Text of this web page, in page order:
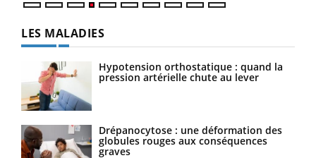
LES MALADIES
Hypotension orthostatique : quand la
pression artérielle chute au lever
Drépanocytose : une déformation des
globules rouges aux conséquences
graves